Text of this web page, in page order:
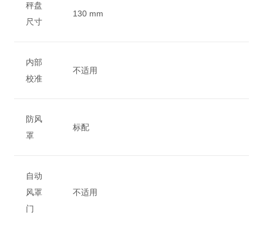
秤盘
尺寸
130 mm
内部
校准
不适用
防风
罩
标配
自动
风罩
门
不适用